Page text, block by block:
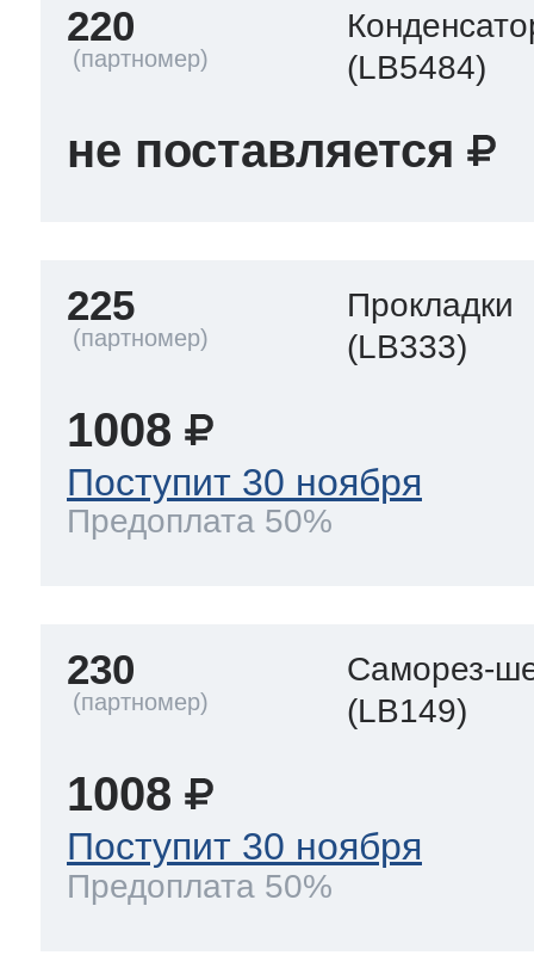
220
(LB5484)
не поставляется
225
Прокладки
(LB333)
1008
Поступит 30 ноября
Предоплата 50%
230
Саморез-
(LB149)
1008
Поступит 30 ноября
Предоплата 50%